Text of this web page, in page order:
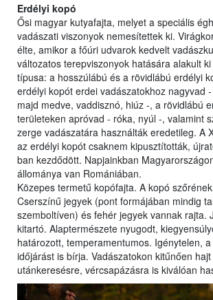
Erdélyi kopó
Ősi magyar kutyafajta, melyet a speciális
vadászati viszonyok nemesítettek ki.
élte, amikor a főúri udvarok kedvelt
változatos terepviszonyok hatására alakult
típusa: a hosszúlábú és a rövidlábú erdélyi
erdélyi kopót erdei vadászatokhoz nagyvad
majd medve, vaddisznó, hiúz -, a rövidlábú
területeken apróvad - róka, nyúl -, valamint
zerge vadászatára használták eredetileg. A
az erdélyi kopót csaknem kipusztították,
ban kezdődött. Napjainkban
állománya van Romániában.
Közepes termetű kopófajta. A kopó
Cserszínű jegyek (pont formájában mindig
szemboltíven) és fehér jegyek vannak rajta.
kitartó. Alaptermészete nyugodt,
határozott, temperamentumos. Igénytelen,
időjárást is bírja. Vadászatokon kitűnően
utánkeresésre, vércsapázásra is kiválóan